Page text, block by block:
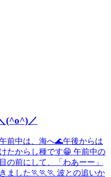
(^o^)／
前中は、海へ🌊午後からは
たからし種です😁 午前中の
の前にして、「わあーー」
ました🏃🏃🏃 波との追いか